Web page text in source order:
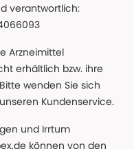
verantwortlich:
Arzneimittel
erhältlich bzw. ihre
wenden Sie sich
Kundenservice.
und Irrtum
können von den